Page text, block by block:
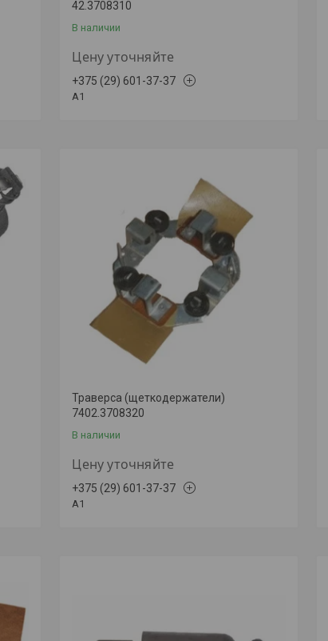
42.3708310
В наличии
Цену уточняйте
+375 (29) 601-37-37
A1
Траверса (щеткодержатели)
7402.3708320
В наличии
Цену уточняйте
+375 (29) 601-37-37
A1